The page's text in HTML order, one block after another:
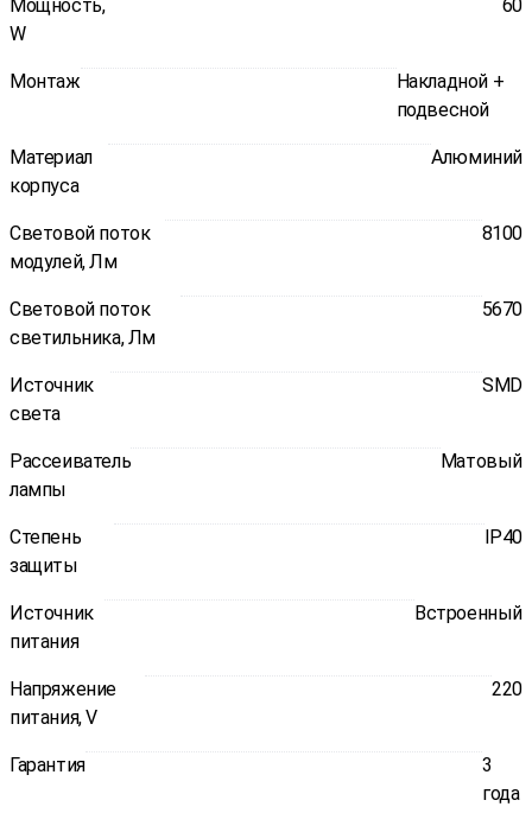
Мощность,
W
60
Монтаж
Накладной +
подвесной
Материал
корпуса
Алюминий
Световой поток
модулей, Лм
8100
Световой поток
светильника, Лм
5670
Источник
света
SMD
Рассеиватель
лампы
Матовый
Степень
защиты
IP40
Источник
питания
Встроенный
Напряжение
питания, V
220
Гарантия
3
года